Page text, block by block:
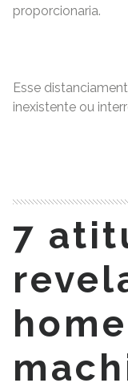
proporcionaria.
Esse
inexistente ou
7